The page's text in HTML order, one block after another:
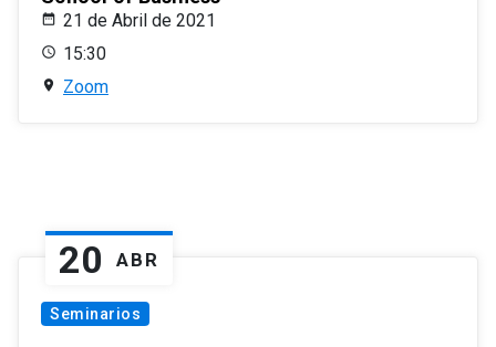
21 de Abril de 2021
15:30
Zoom
20 ABR
Seminarios